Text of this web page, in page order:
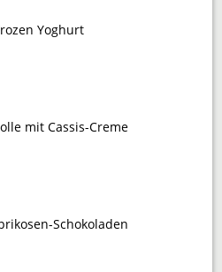
Yoghurt
mit Cassis-Creme
Schokoladen